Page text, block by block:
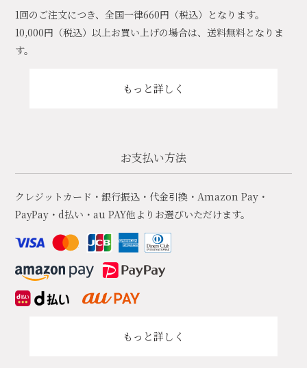
1回のご注文につき、全国一律660円（税込）となります。
10,000円（税込）以上お買い上げの場合は、送料無料となりま
す。
もっと詳しく
お支払い方法
クレジットカード・銀行振込・代金引換・Amazon Pay・
PayPay・d払い・au PAY他よりお選びいただけます。
もっと詳しく